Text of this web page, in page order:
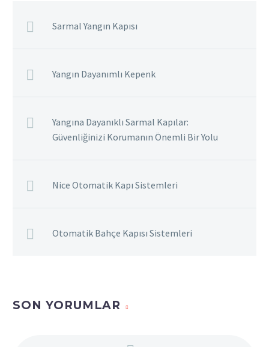
Sarmal Yangın Kapısı
Yangın Dayanımlı Kepenk
Yangına Dayanıklı Sarmal Kapılar:
Güvenliğinizi Korumanın Önemli Bir Yolu
Nice Otomatik Kapı Sistemleri
Otomatik Bahçe Kapısı Sistemleri
SON YORUMLAR